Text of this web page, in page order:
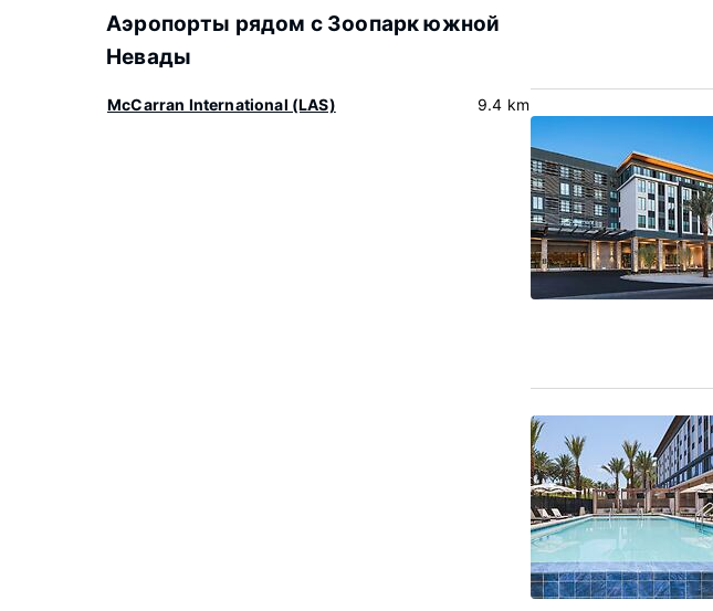
Аэропорты рядом с Зоопарк южной
Невады
McCarran International (LAS) 9.4 km